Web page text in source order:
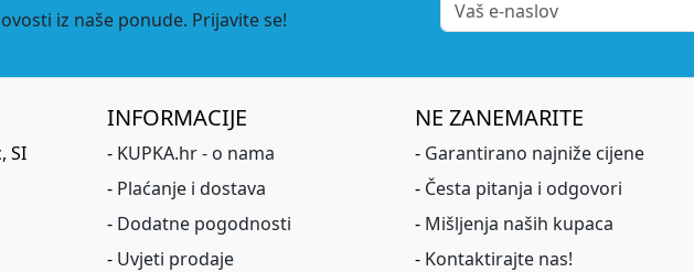
iz naše ponude. Prijavite se!
SI
INFORMACIJE
- KUPKA.hr - o nama
- Plaćanje i dostava
- Dodatne pogodnosti
- Uvjeti prodaje
NE ZANEMARITE
- Garantirano najniže cijene
- Česta pitanja i odgovori
- Mišljenja naših kupaca
- Kontaktirajte nas!